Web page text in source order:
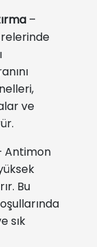
–
ve
Antimon
Bu
sık